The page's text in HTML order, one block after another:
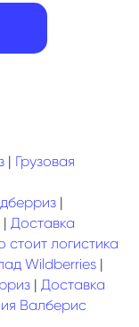
газа, что
Таким
судов, что
и
Кроме того,
| Грузовая
|
| Доставка
стоит логистика
Wildberries |
| Доставка
Валберис